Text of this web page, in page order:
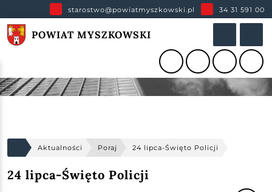
starostwo@powiatmyszkowski.pl 34 31 591 00
POWIAT MYSZKOWSKI
Aktualności Poraj 24 lipca-Święto Policji
24 lipca-Święto Policji